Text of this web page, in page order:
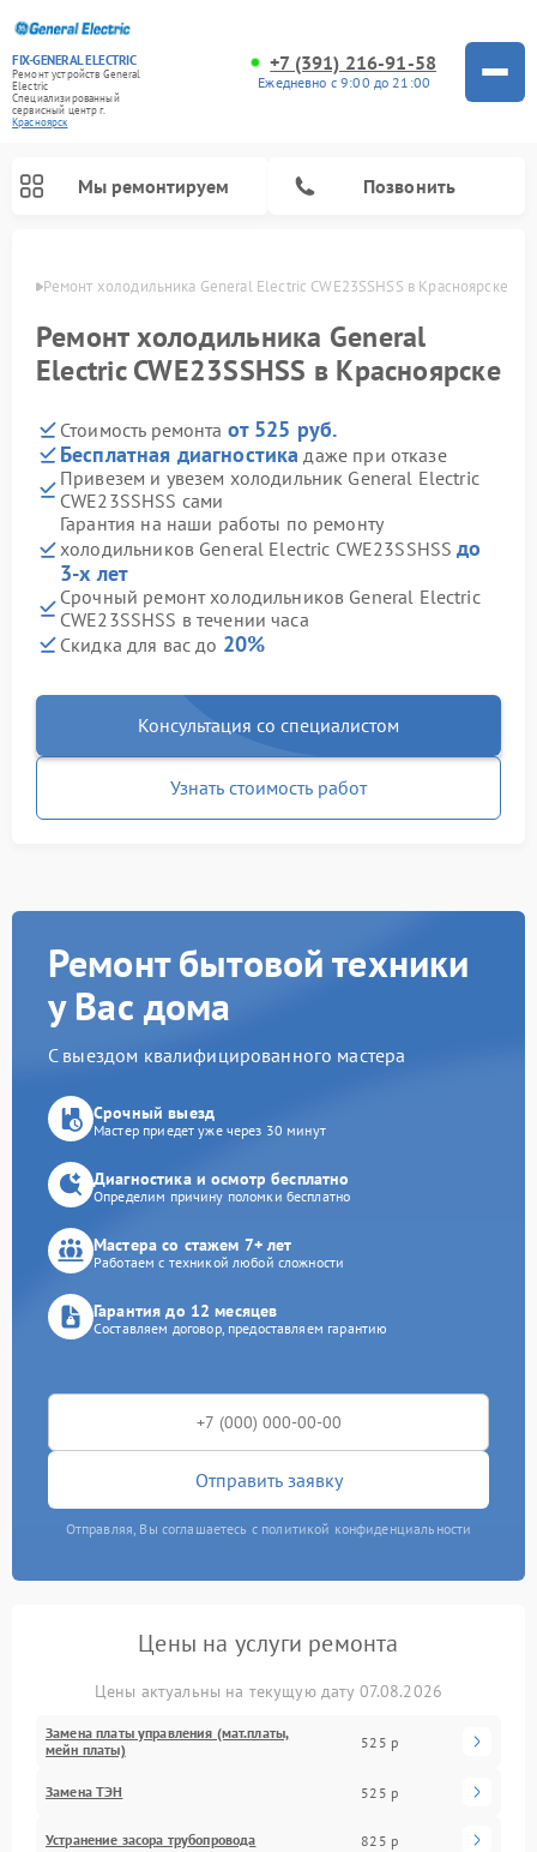
FIX-GENERAL ELECTRIC
Ремонт устройств General
Electric
Специализированный
cервисный центр г.
Красноярск
+7 (391) 216-91-58
Ежедневно с 9:00 до 21:00
Мы ремонтируем Позвонить
Ремонт холодильника General Electric CWE23SSHSS в Красноярске
Ремонт холодильника General
Electric CWE23SSHSS в Красноярске
Стоимость ремонта от 525 руб.
Бесплатная диагностика даже при отказе
Привезем и увезем холодильник General Electric
CWE23SSHSS сами
Гарантия на наши работы по ремонту
холодильников General Electric CWE23SSHSSдо
3-х лет
Срочный ремонт холодильников General Electric
CWE23SSHSS в течении часа
Скидка для вас до 20%
Консультация со специалистом
Узнать стоимость работ
Ремонт бытовой техники
у Вас дома
С выездом квалифицированного мастера
Срочный выезд
Мастер приедет уже через 30 минут
Диагностика и осмотр бесплатно
Определим причину поломки бесплатно
Мастера со стажем 7+ лет
Работаем с техникой любой сложности
Гарантия до 12 месяцев
Составляем договор, предоставляем гарантию
Отправить заявку
Отправляя, Вы соглашаетесь с политикой конфиденциальности
Цены на услуги ремонта
Цены актуальны на текущую дату 07.08.2026
Замена платы управления (мат.платы,
мейн платы)
525 р
Замена ТЭН 525 р
Устранение засора трубопровода 825 р